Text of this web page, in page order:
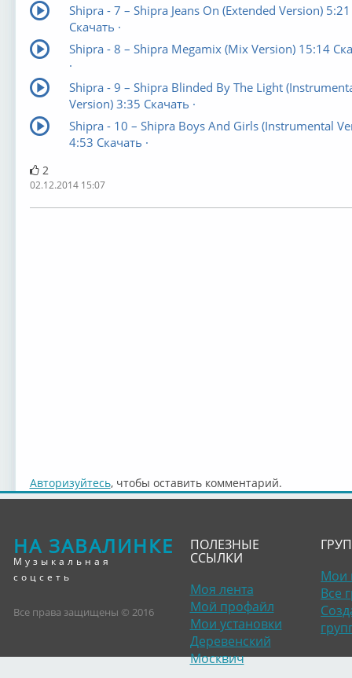
Shipra - 7 – Shipra Jeans On (Extended Version) 5:21
Скачать ·
Shipra - 8 – Shipra Megamix (Mix Version) 15:14
·
Shipra - 9 – Shipra Blinded By The Light
Version) 3:35 Скачать ·
Shipra - 10 – Shipra Boys And Girls (Instrumental
4:53 Скачать ·
2
02.12.2014 15:07
Авторизуйтесь, чтобы оставить комментарий.
НА ЗАВАЛИНКЕ
Музыкальная
соцсеть
Все права защищены © 2016
ПОЛЕЗНЫЕ
ССЫЛКИ
Моя лента
Мой профайл
Мои установки
Деревенский
Москвич
Мои
Все